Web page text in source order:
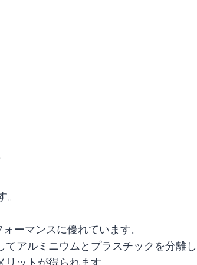
ーマンスに優れています。
アルミニウムとプラスチックを分離